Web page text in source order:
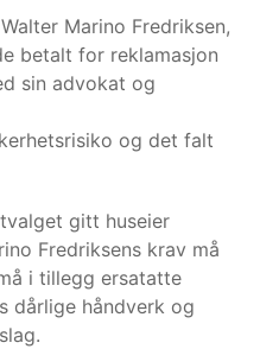
Marino Fredriksen,
betalt for reklamasjon
sin advokat og
og det falt
gitt huseier
Fredriksens krav må
i tillegg ersatatte
dårlige håndverk og